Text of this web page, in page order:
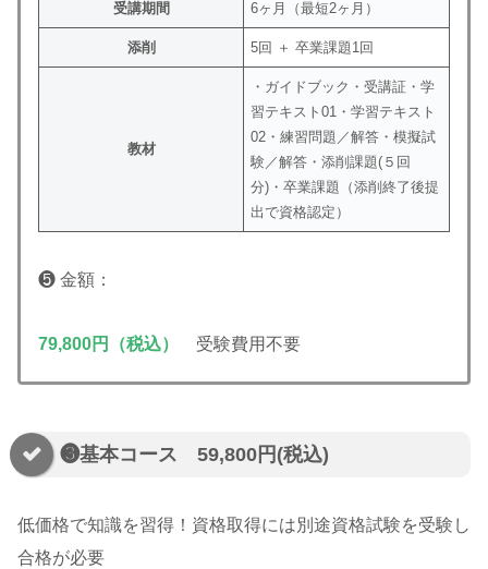
受講期間 6ヶ月（最短2ヶ月）
添削 5回 ＋ 卒業課題1回
教材
・ガイドブック・受講証・学
習テキスト01・学習テキスト
02・練習問題／解答・模擬試
験／解答・添削課題(５回
分)・卒業課題（添削終了後提
出で資格認定）
❺ 金額：
79,800円（税込） 受験費用不要
❸基本コース 59,800円(税込)
低価格で知識を習得！資格取得には別途資格試験を受験し
合格が必要